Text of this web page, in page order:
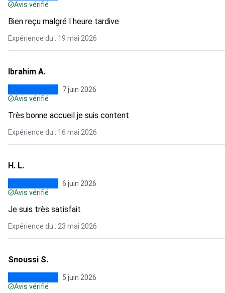
Avis vérifié
Bien reçu malgré l heure tardive
Expérience du : 19 mai 2026
Ibrahim A.
7 juin 2026
Avis vérifié
Très bonne accueil je suis content
Expérience du : 16 mai 2026
H. L.
6 juin 2026
Avis vérifié
Je suis très satisfait
Expérience du : 23 mai 2026
Snoussi S.
5 juin 2026
Avis vérifié